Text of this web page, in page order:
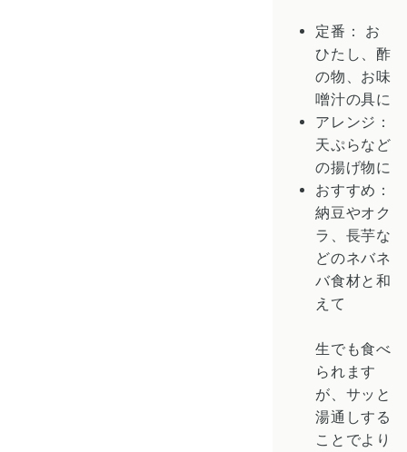
定番： お
ひたし、酢
の物、お味
噌汁の具に
アレンジ：
天ぷらなど
の揚げ物に
おすすめ：
納豆やオク
ラ、長芋な
どのネバネ
バ食材と和
えて
生でも食べ
られます
が、サッと
湯通しする
ことでより